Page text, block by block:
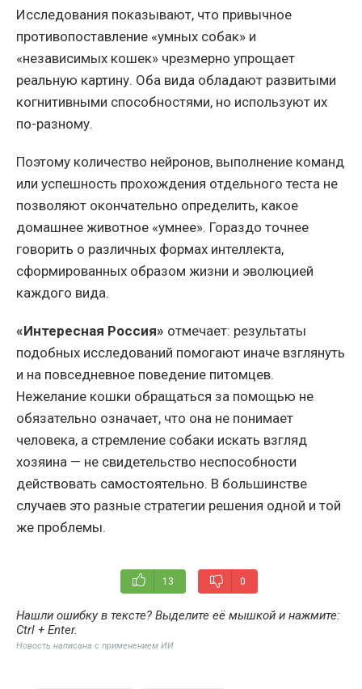
Исследования показывают, что привычное
противопоставление «умных собак» и
«независимых кошек» чрезмерно упрощает
реальную картину. Оба вида обладают развитыми
когнитивными способностями, но используют их
по-разному.
Поэтому количество нейронов, выполнение команд
или успешность прохождения отдельного теста не
позволяют окончательно определить, какое
домашнее животное «умнее». Гораздо точнее
говорить о различных формах интеллекта,
сформированных образом жизни и эволюцией
каждого вида.
«Интересная Россия» отмечает: результаты
подобных исследований помогают иначе взглянуть
и на повседневное поведение питомцев.
Нежелание кошки обращаться за помощью не
обязательно означает, что она не понимает
человека, а стремление собаки искать взгляд
хозяина — не свидетельство неспособности
действовать самостоятельно. В большинстве
случаев это разные стратегии решения одной и той
же проблемы.
13 0
Нашли ошибку в тексте? Выделите её мышкой и нажмите:
Ctrl + Enter.
Новость написана с применением ИИ